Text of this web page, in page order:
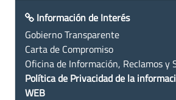
Información de Interés
Gobierno Transparente
Carta de Compromiso
Oficina de Información, Reclamos y
Política de Privacidad de la
WEB